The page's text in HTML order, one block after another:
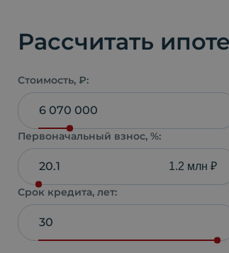
Рассчитать
Стоимость, ₽:
Первоначальный взнос, %:
1.2 млн ₽
Срок кредита, лет: